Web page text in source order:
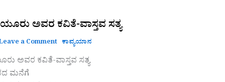
ಅವರ ಕವಿತೆ-ವಾಸ್ತವ ಸತ್ಯ
a Comment ಕಾವ್ಯಯಾನ
ಅವರ ಕವಿತೆ-ವಾಸ್ತವ ಸತ್ಯ
ಮನೆಗೆ